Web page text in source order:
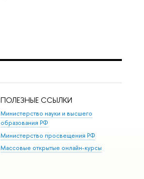
ПОЛЕЗНЫЕ ССЫЛКИ
Министерство науки и высшего
образования РФ
Министерство просвещения РФ
Массовые открытые онлайн-курсы